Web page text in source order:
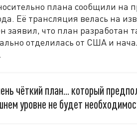
плана сообщили на
Её трансляция велась на
заявил, что план разработан
отделилась от США и
чёткий план... который
уровне не будет